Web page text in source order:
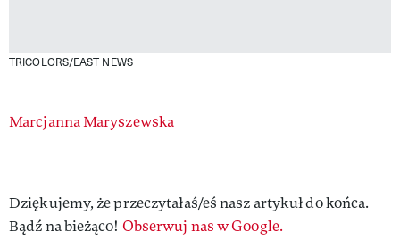
TRICOLORS/EAST NEWS
Authors
Marcjanna Maryszewska
Dziękujemy, że przeczytałaś/eś nasz artykuł do końca.
Bądź na bieżąco! Obserwuj nas w Google.